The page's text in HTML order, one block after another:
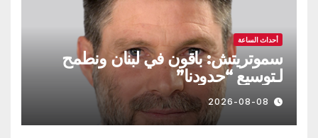
أحداث الساعة
سموتريتش: باقون في لبنان ونطمح
لـتوسيع “حدودنا”
2026-08-08